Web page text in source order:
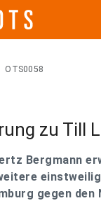
OTS0058
zu Till
Bergmann
gegen den